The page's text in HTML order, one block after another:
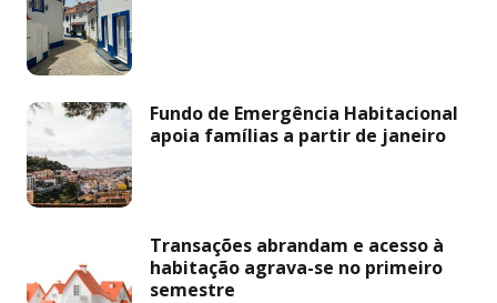
Fundo de Emergência Habitacional
apoia famílias a partir de janeiro
Transações abrandam e acesso à
habitação agrava-se no primeiro
semestre